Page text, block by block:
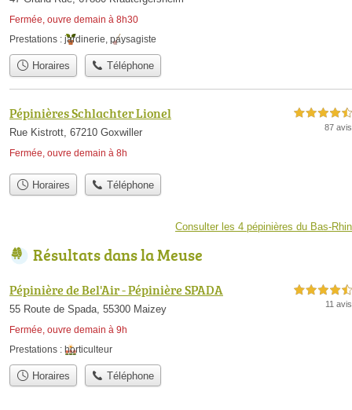
Fermée, ouvre demain à 8h30
Prestations : jardinerie, paysagiste
Horaires Téléphone
Pépinières Schlachter Lionel
Rue Kistrott, 67210 Goxwiller
Fermée, ouvre demain à 8h
4,5 étoiles sur 5
87 avis
Horaires Téléphone
Consulter les 4 pépinières du Bas-Rhin
Résultats dans la Meuse
Pépinière de Bel'Air - Pépinière SPADA
55 Route de Spada, 55300 Maizey
Fermée, ouvre demain à 9h
4,5 étoiles sur 5
11 avis
Prestations : horticulteur
Horaires Téléphone